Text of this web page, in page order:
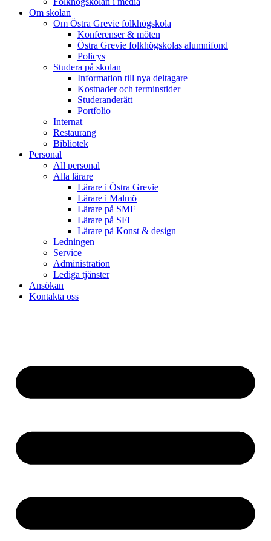
Om skolan
Om Östra Grevie folkhögskola
Konferenser & möten
Östra Grevie folkhögskolas alumnifond
Policys
Studera på skolan
Information till nya deltagare
Kostnader och terminstider
Studeranderätt
Portfolio
Internat
Restaurang
Bibliotek
Personal
All personal
Alla lärare
Lärare i Östra Grevie
Lärare i Malmö
Lärare på SMF
Lärare på SFI
Lärare på Konst & design
Ledningen
Service
Administration
Lediga tjänster
Ansökan
Kontakta oss